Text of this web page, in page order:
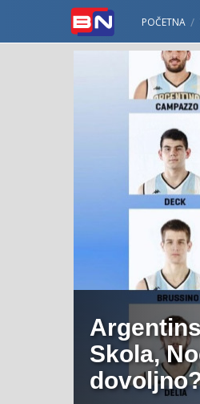
POČETNA
Skola,